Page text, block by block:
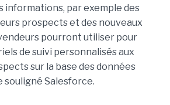
par exemple des
prospects et des nouveaux
pourront utiliser pour
de suivi personnalisés aux
sur la base des données
souligné Salesforce.